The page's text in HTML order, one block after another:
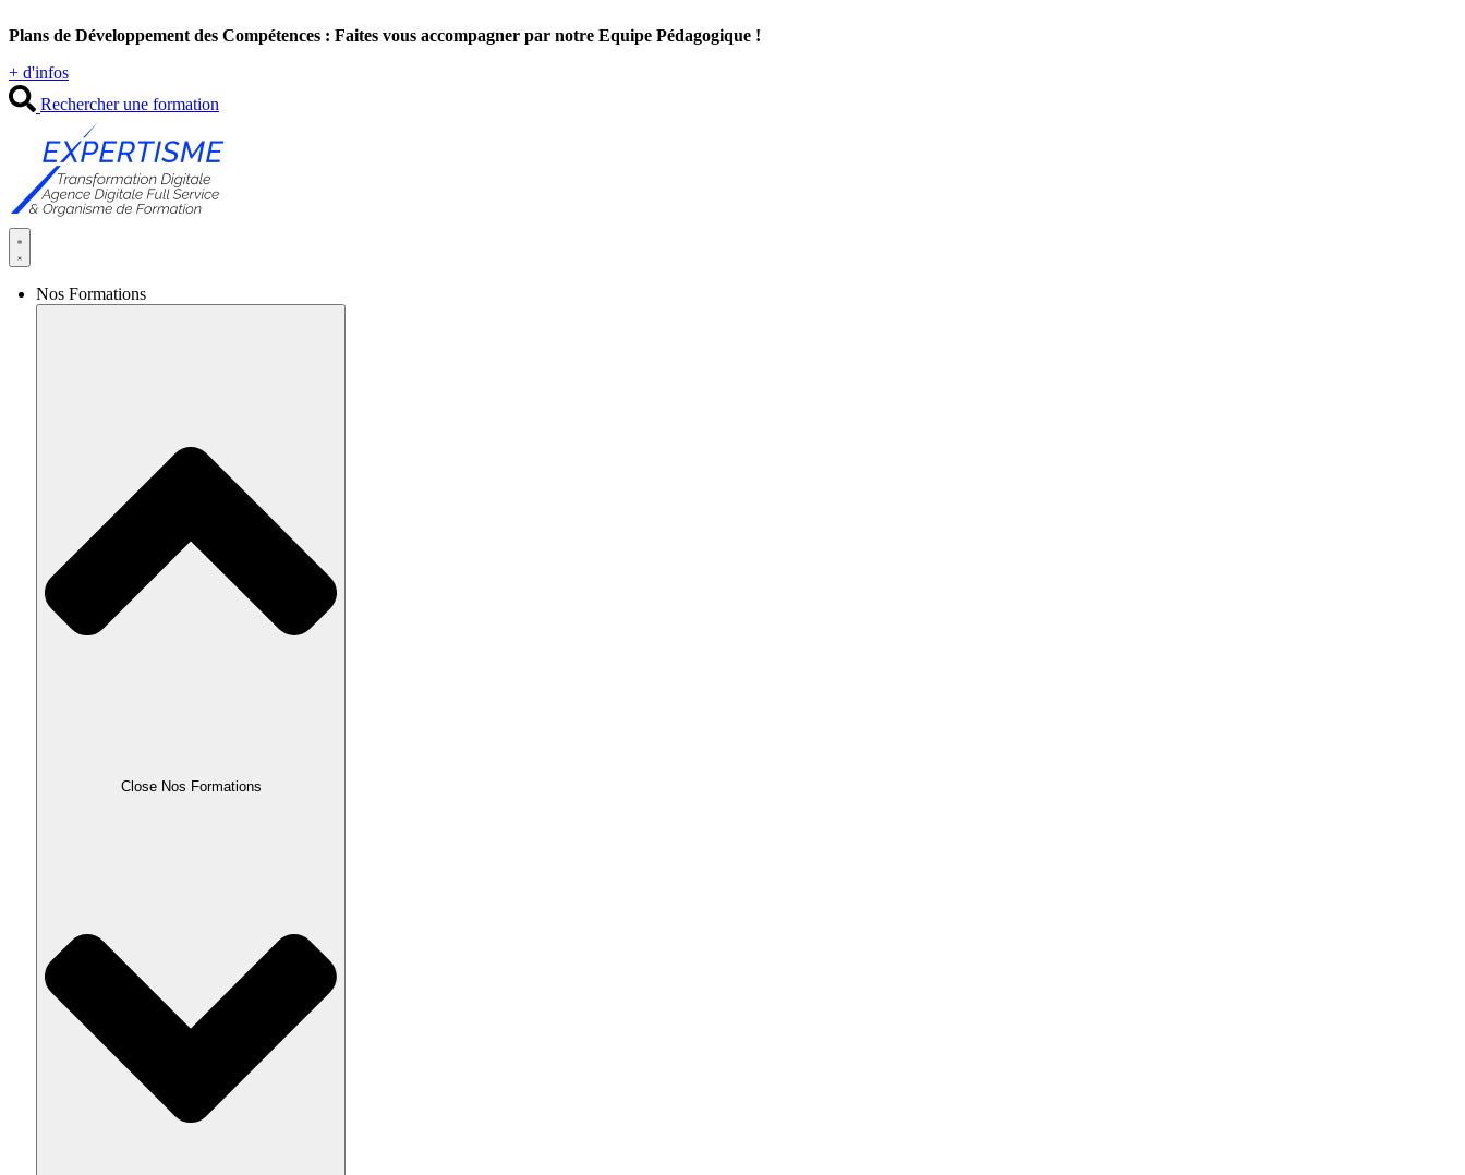
au
Plans de Développement des Compétences : Faites vous accompagner par notre Equipe Pédagogique !
+ d'infos
Rechercher une formation
Nos Formations
Close Nos Formations